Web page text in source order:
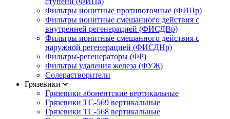
Фильтры ионитные противоточные (ФИПр)
Фильтры ионитные смешанного действия с
внутренней регенерацией (ФИСДВр)
Фильтры ионитные смешанного действия с
наружной регенерацией (ФИСДНр)
Фильтры-регенераторы (ФР)
Фильтры удаления железа (ФУЖ)
Солерастворители
Грязевики
Грязевики абонентские вертикальные
Грязевики ТС-569 вертикальные
Грязевики ТС-568 вертикальные